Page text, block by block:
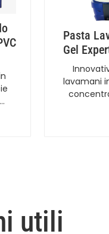
Pasta
Gel
lavamani
utili